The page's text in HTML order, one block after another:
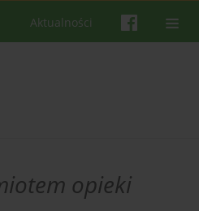
Aktualności
opieki